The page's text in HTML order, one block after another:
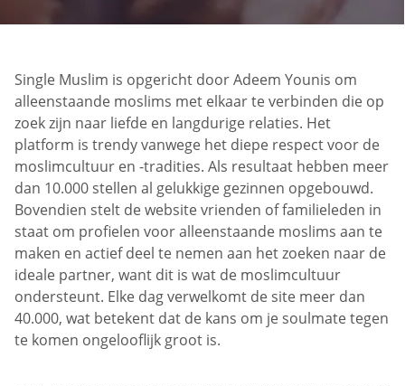
Single Muslim is opgericht door Adeem Younis om
alleenstaande moslims met elkaar te verbinden die op
zoek zijn naar liefde en langdurige relaties. Het
platform is trendy vanwege het diepe respect voor de
moslimcultuur en -tradities. Als resultaat hebben meer
dan 10.000 stellen al gelukkige gezinnen opgebouwd.
Bovendien stelt de website vrienden of familieleden in
staat om profielen voor alleenstaande moslims aan te
maken en actief deel te nemen aan het zoeken naar de
ideale partner, want dit is wat de moslimcultuur
ondersteunt. Elke dag verwelkomt de site meer dan
40.000, wat betekent dat de kans om je soulmate tegen
te komen ongelooflijk groot is.